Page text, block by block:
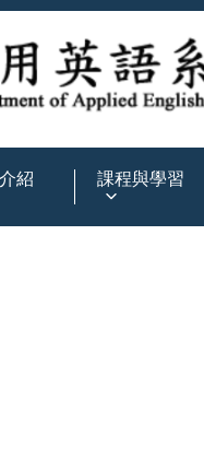
紹 課程與學習